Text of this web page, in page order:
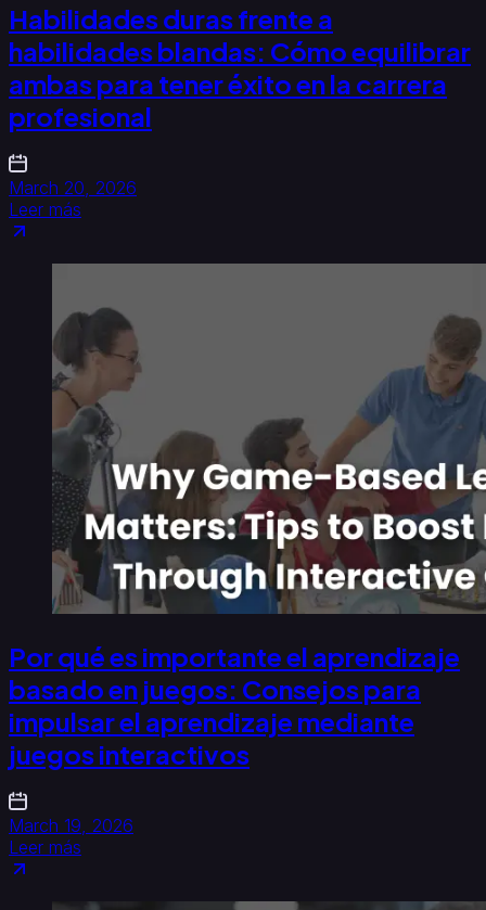
Habilidades duras frente a
habilidades blandas: Cómo equilibrar
ambas para tener éxito en la carrera
profesional
March 20, 2026
Leer más
Por qué es importante el aprendizaje
basado en juegos: Consejos para
impulsar el aprendizaje mediante
juegos interactivos
March 19, 2026
Leer más